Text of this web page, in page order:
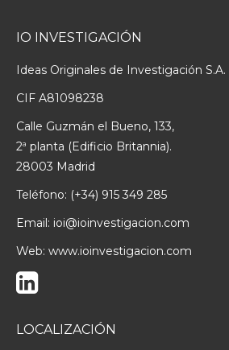
IO INVESTIGACIÓN
Ideas Originales de Investigación S.A.
CIF A81098238
Calle Guzmán el Bueno, 133,
2ª planta (Edificio Britannia).
28003 Madrid
Teléfono: (+34) 915 349 285
Email: ioi@ioinvestigacion.com
Web: www.ioinvestigacion.com
LOCALIZACIÓN